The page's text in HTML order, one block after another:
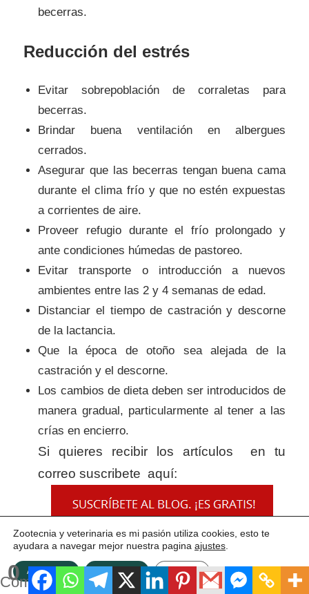
becerras.
Reducción del estrés
Evitar sobrepoblación de corraletas para
becerras.
Brindar buena ventilación en albergues
cerrados.
Asegurar que las becerras tengan buena cama
durante el clima frío y que no estén expuestas
a corrientes de aire.
Proveer refugio durante el frío prolongado y
ante condiciones húmedas de pastoreo.
Evitar transporte o introducción a nuevos
ambientes entre las 2 y 4 semanas de edad.
Distanciar el tiempo de castración y descorne
de la lactancia.
Que la época de otoño sea alejada de la
castración y el descorne.
Los cambios de dieta deben ser introducidos de
manera gradual, particularmente al tener a las
crías en encierro.
Si quieres recibir los artículos en tu
correo suscribete aquí:
0
Compartidos
Zootecnia y veterinaria es mi pasión utiliza cookies, esto te
ayudara a navegar mejor nuestra pagina ajustes
ACEPTAR Rechazar Ajustes